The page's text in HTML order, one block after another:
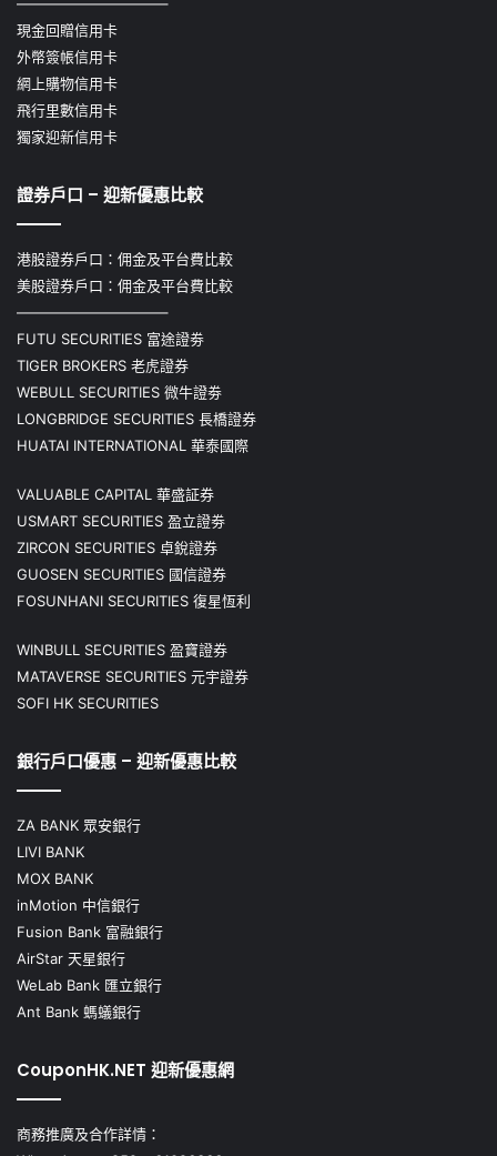
——————————–
現金回贈信用卡
外幣簽帳信用卡
網上購物信用卡
飛行里數信用卡
獨家迎新信用卡
證券戶口 – 迎新優惠比較
港股證券戶口：佣金及平台費比較
美股證券戶口：佣金及平台費比較
——————————–
FUTU SECURITIES 富途證劵
TIGER BROKERS 老虎證券
WEBULL SECURITIES 微牛證劵
LONGBRIDGE SECURITIES 長橋證券
HUATAI INTERNATIONAL 華泰國際
VALUABLE CAPITAL 華盛証券
USMART SECURITIES 盈立證劵
ZIRCON SECURITIES 卓銳證券
GUOSEN SECURITIES 國信證券
FOSUNHANI SECURITIES 復星恆利
WINBULL SECURITIES 盈寶證券
MATAVERSE SECURITIES 元宇證券
SOFI HK SECURITIES
銀行戶口優惠 – 迎新優惠比較
ZA BANK 眾安銀行
LIVI BANK
MOX BANK
inMotion 中信銀行
Fusion Bank 富融銀行
AirStar 天星銀行
WeLab Bank 匯立銀行
Ant Bank 螞蟻銀行
CouponHK.NET 迎新優惠網
商務推廣及合作詳情：